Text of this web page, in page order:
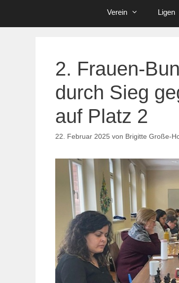
Verein Ligen
2. Frauen-
durch Sieg
auf Platz 2
22. Februar 2025 von Brigitte Große-